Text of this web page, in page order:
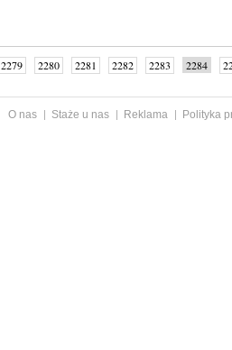
2279 2280 2281 2282 2283 2284
O nas Staże u nas Reklama
Polityka